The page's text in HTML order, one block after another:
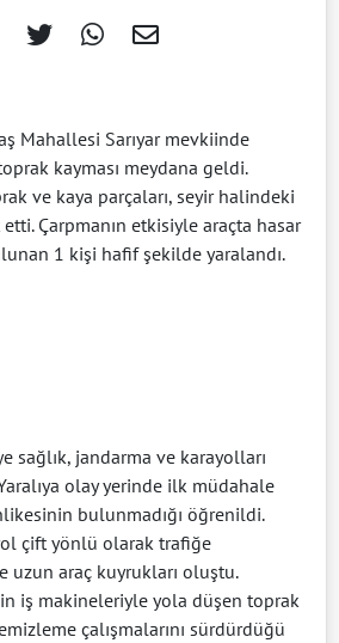
Mahallesi Sarıyar mevkiinde
kayması meydana geldi.
ve kaya parçaları, seyir halindeki
Çarpmanın etkisiyle araçta hasar
1 kişi hafif şekilde yaralandı.
sağlık, jandarma ve karayolları
olay yerinde ilk müdahale
bulunmadığı öğrenildi.
çift yönlü olarak trafiğe
uzun araç kuyrukları oluştu.
iş makineleriyle yola düşen toprak
çalışmalarını sürdürdüğü